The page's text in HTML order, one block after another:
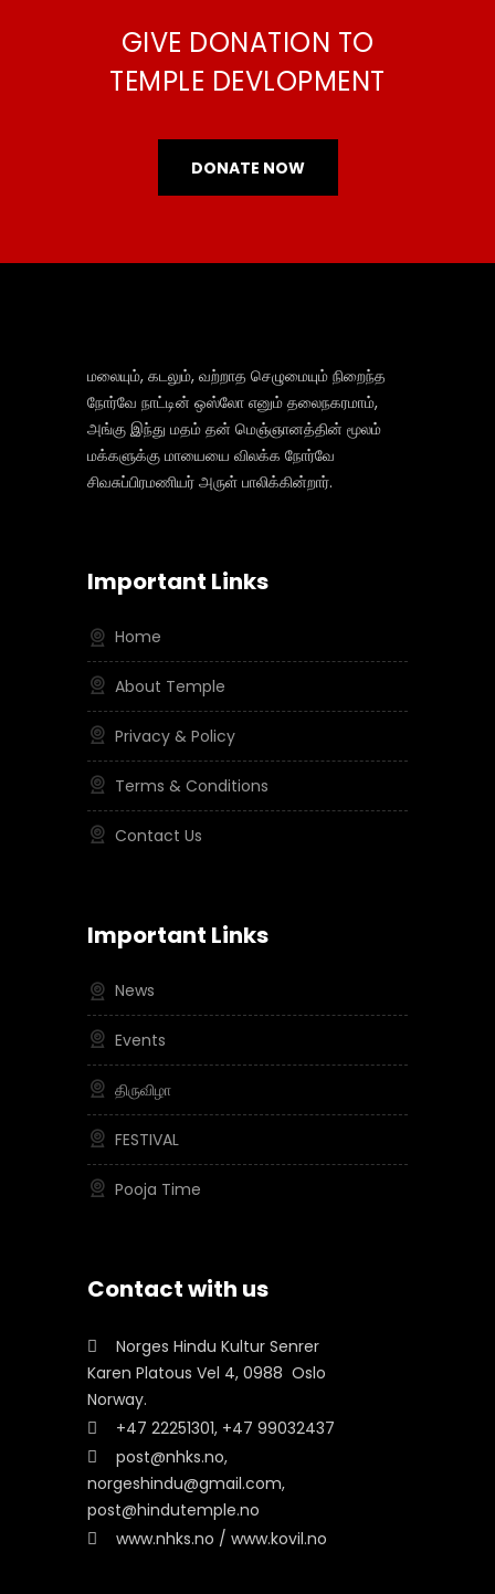
GIVE DONATION TO
TEMPLE DEVLOPMENT
DONATE NOW
மலையும், கடலும், வற்றாத செழுமையும் நிறைந்த
நோர்வே நாட்டின் ஒஸ்லோ எனும் தலைநகரமாம்,
அங்கு இந்து மதம் தன் மெஞ்ஞானத்தின் மூலம்
மக்களுக்கு மாயையை விலக்க நோர்வே
சிவசுப்பிரமணியர் அருள் பாலிக்கின்றார்.
Important Links
Home
About Temple
Privacy & Policy
Terms & Conditions
Contact Us
Important Links
News
Events
திருவிழா
FESTIVAL
Pooja Time
Contact with us
Norges Hindu Kultur Senrer
Karen Platous Vel 4, 0988 Oslo
Norway.
+47 22251301, +47 99032437
post@nhks.no,
norgeshindu@gmail.com,
post@hindutemple.no
www.nhks.no / www.kovil.no